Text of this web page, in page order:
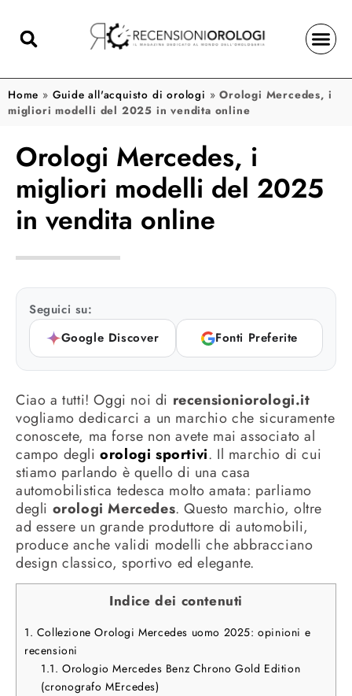
Home » Guide all'acquisto di orologi »Orologi Mercedes, i
migliori modelli del 2025 in vendita online
Orologi Mercedes, i
migliori modelli del 2025
in vendita online
Seguici su:
Google Discover
Fonti Preferite
Ciao a tutti! Oggi noi di recensioniorologi.it
vogliamo dedicarci a un marchio che sicuramente
conoscete, ma forse non avete mai associato al
campo degliorologi sportivi. Il marchio di cui
stiamo parlando è quello di una casa
automobilistica tedesca molto amata: parliamo
degli orologi Mercedes. Questo marchio, oltre
ad essere un grande produttore di automobili,
produce anche validi modelli che abbracciano
design classico, sportivo ed elegante.
Indice dei contenuti
1. Collezione Orologi Mercedes uomo 2025: opinioni e
recensioni
1.1. Orologio Mercedes Benz Chrono Gold Edition
(cronografo MErcedes)